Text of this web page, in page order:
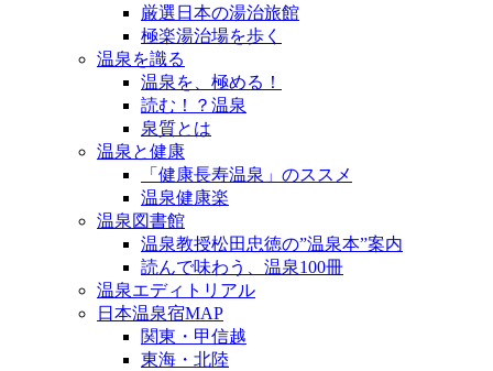
厳選日本の湯治旅館
極楽湯治場を歩く
温泉を識る
温泉を、極める！
読む！？温泉
泉質とは
温泉と健康
「健康長寿温泉」のススメ
温泉健康楽
温泉図書館
温泉教授松田忠徳の”温泉本”案内
読んで味わう、温泉100冊
温泉エディトリアル
日本温泉宿MAP
関東・甲信越
東海・北陸